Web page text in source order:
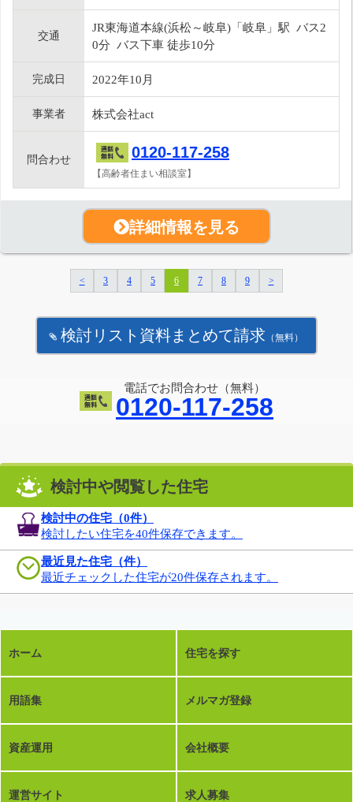
交通
JR東海道本線(浜松～岐阜)「岐阜」駅 バス2
0分 バス下車 徒歩10分
完成日 2022年10月
事業者 株式会社act
問合わせ 0120-117-258
【高齢者住まい相談室】
詳細情報を見る
< 3 4 5 6 7 8 9 >
検討リスト資料まとめて請求 （無料）
電話でお問合わせ（無料）
0120-117-258
検討中や閲覧した住宅
検討中の住宅（0件）
検討したい住宅を40件保存できます。
最近見た住宅（件）
最近チェックした住宅が20件保存されます。
ホーム 住宅を探す
用語集 メルマガ登録
資産運用 会社概要
運営サイト 求人募集